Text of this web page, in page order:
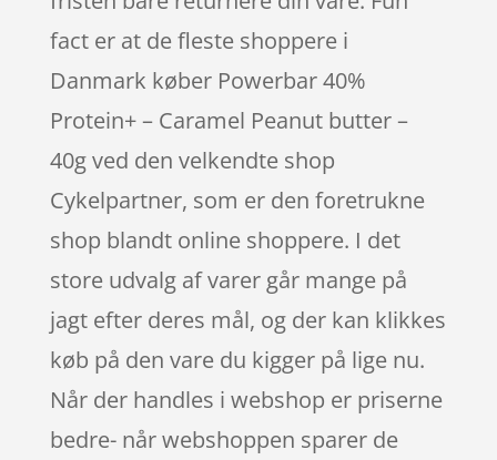
fact er at de fleste shoppere i
Danmark køber Powerbar 40%
Protein+ – Caramel Peanut butter –
40g ved den velkendte shop
Cykelpartner, som er den foretrukne
shop blandt online shoppere. I det
store udvalg af varer går mange på
jagt efter deres mål, og der kan klikkes
køb på den vare du kigger på lige nu.
Når der handles i webshop er priserne
bedre- når webshoppen sparer de